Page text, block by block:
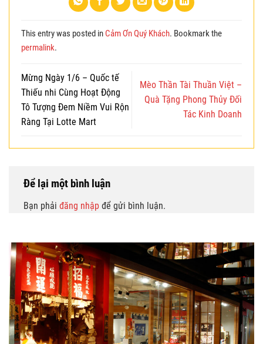
This entry was posted in Cảm Ơn Quý Khách. Bookmark the
permalink.
Mừng Ngày 1/6 – Quốc tế
Thiếu nhi Cùng Hoạt Động
Tô Tượng Đem Niềm Vui Rộn
Ràng Tại Lotte Mart
Mèo Thần Tài Thuần Việt –
Quà Tặng Phong Thủy Đối
Tác Kinh Doanh
Để lại một bình luận
Bạn phải đăng nhập để gửi bình luận.